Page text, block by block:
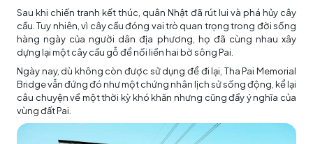
Sau khi chiến tranh kết thúc, quân Nhật đã rút lui và phá hủy cây
cầu. Tuy nhiên, vì cây cầu đóng vai trò quan trọng trong đời sống
hàng ngày của người dân địa phương, họ đã cùng nhau xây
dựng lại một cây cầu gỗ để nối liền hai bờ sông Pai.
Ngày nay, dù không còn được sử dụng để đi lại, Tha Pai Memorial
Bridge vẫn đứng đó như một chứng nhân lịch sử sống động, kể lại
câu chuyện về một thời kỳ khó khăn nhưng cũng đầy ý nghĩa của
vùng đất Pai.